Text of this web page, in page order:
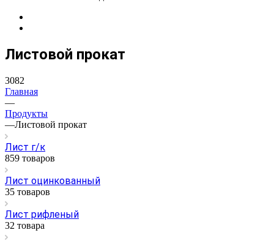
Листовой прокат
3082
Главная
—
Продукты
—Листовой прокат
Лист г/к
859 товаров
Лист оцинкованный
35 товаров
Лист рифленый
32 товара